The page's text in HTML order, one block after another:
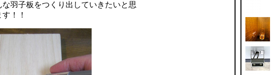
な羽子板をつくり出していきたいと思
！！